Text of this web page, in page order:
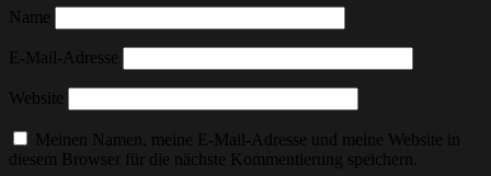
Name
E-Mail-Adresse
Website
Meinen Namen, meine E-Mail-Adresse und meine Website in
diesem Browser für die nächste Kommentierung speichern.